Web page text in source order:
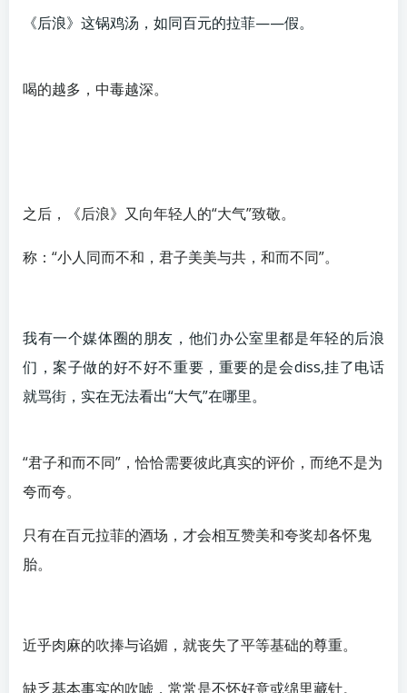
《后浪》这锅鸡汤，如同百元的拉菲——假。
喝的越多，中毒越深。
之后，《后浪》又向年轻人的“大气”致敬。
称：“小人同而不和，君子美美与共，和而不同”。
我有一个媒体圈的朋友，他们办公室里都是年轻的后浪
们，案子做的好不好不重要，重要的是会diss,挂了电话
就骂街，实在无法看出“大气”在哪里。
“君子和而不同”，恰恰需要彼此真实的评价，而绝不是为
夸而夸。
只有在百元拉菲的酒场，才会相互赞美和夸奖却各怀鬼
胎。
近乎肉麻的吹捧与谄媚，就丧失了平等基础的尊重。
缺乏基本事实的吹嘘，常常是不怀好意或绵里藏针。